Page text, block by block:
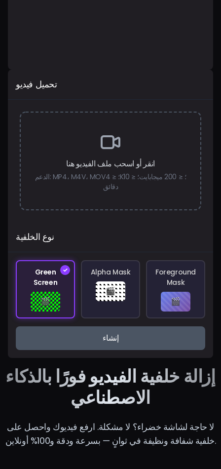
تحميل فيديو
انقر أو اسحب ملف الفيديو هنا
الدعم: MP4، M4V، MOV؛ ≤ 4K؛ ≤ 200 ميجابايت؛ ≤ 10
دقائق
نوع الخلفية
Green
Screen
🎬
Alpha Mask
🎬
Foreground
Mask
🎬
إنشاء
إزالة خلفية الفيديو فورًا بالذكاء
الاصطناعي
لا حاجة لشاشة خضراء؟ لا مشكلة. ارفع فيديوك واحصل على
خلفية شفافة ونظيفة في ثوانٍ — بسرعة ودقة و100% أونلاين.